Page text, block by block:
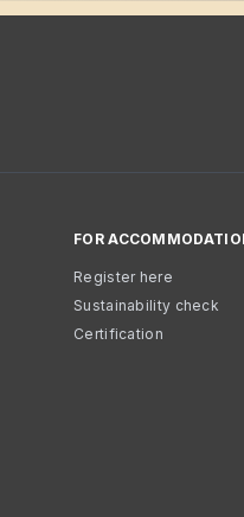
FOR
Register here
Sustainability check
Certification